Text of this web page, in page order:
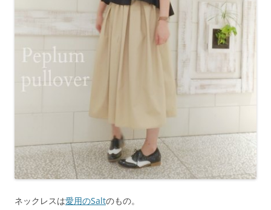
ネックレスは愛用のSaltのもの。